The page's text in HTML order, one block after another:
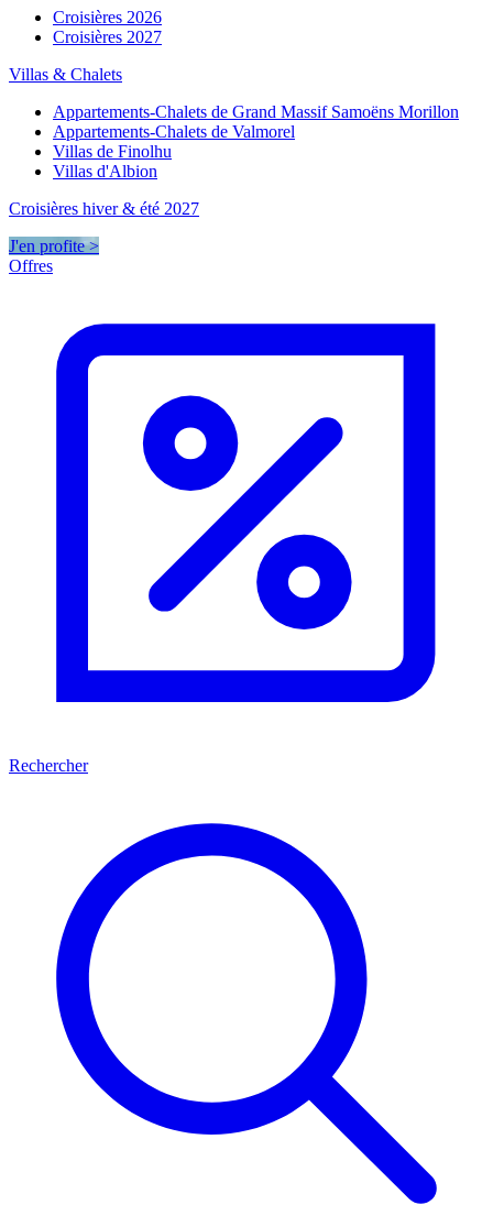
Croisières 2026
Croisières 2027
Villas & Chalets
Appartements-Chalets de Grand Massif Samoëns Morillon
Appartements-Chalets de Valmorel
Villas de Finolhu
Villas d'Albion
Croisières hiver & été 2027
J'en profite >
Offres
Rechercher